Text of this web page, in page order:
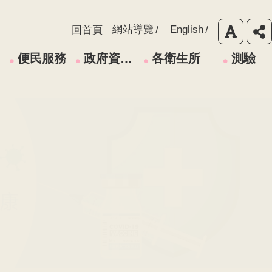
回首頁 網站導覽 English
便民服務 政府資訊公開 各衛生所 測驗